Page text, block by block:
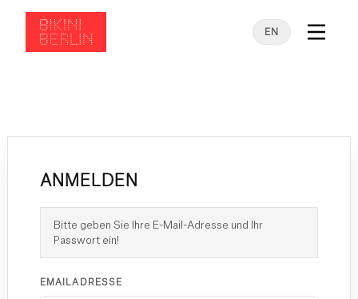
EN
ANMELDEN
Bitte geben Sie Ihre E-Mail-Adresse und Ihr
Passwort ein!
EMAILADRESSE